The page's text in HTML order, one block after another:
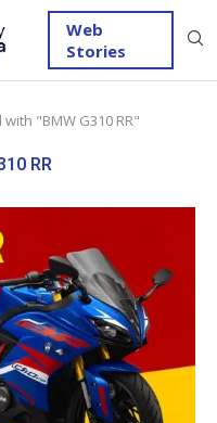
Web
Stories
"BMW G310 RR"
RR